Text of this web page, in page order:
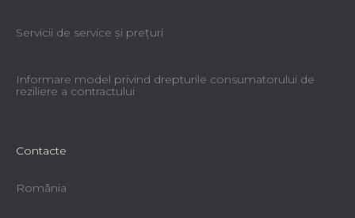
Servicii de service şi preţuri
Informare model privind drepturile consumatorului de
reziliere a contractului
Contacte
România